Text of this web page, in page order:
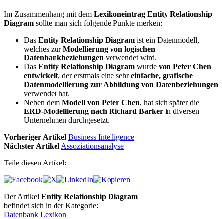
Im Zusammenhang mit dem Lexikoneintrag Entity Relationship
Diagram sollte man sich folgende Punkte merken:
Das Entity Relationship Diagram ist ein Datenmodell,
welches zurModellierung von logischen
Datenbankbeziehungen verwendet wird.
Das Entity Relationship Diagram wurde von Peter Chen
entwickelt, der erstmals eine sehreinfache, grafische
Datenmodellierung zur Abbildung von Datenbeziehungen
verwendet hat.
Neben dem Modell von Peter Chen, hat sich später die
ERD-Modellierung nach Richard Barker in diversen
Unternehmen durchgesetzt.
Vorheriger Artikel Business Intelligence
Nächster Artikel Assoziationsanalyse
Teile diesen Artikel:
Der Artikel Entity Relationship Diagram
befindet sich in der Kategorie:
Datenbank Lexikon